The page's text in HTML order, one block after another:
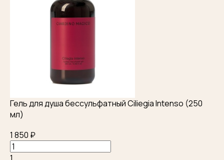
Гель для душа бессульфатный Ciliegia Intenso (250
мл)
1 850 ₽